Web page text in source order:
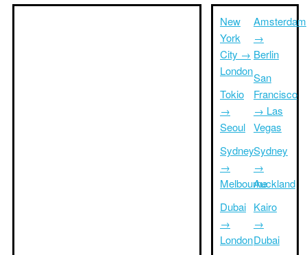
New
York
City →
London
Tokio
→
Seoul
Sydney
→
Melbourne
Dubai
→
London
Amsterdam
→
Berlin
San
Francisco
→ Las
Vegas
Sydney
→
Auckland
Kairo
→
Dubai